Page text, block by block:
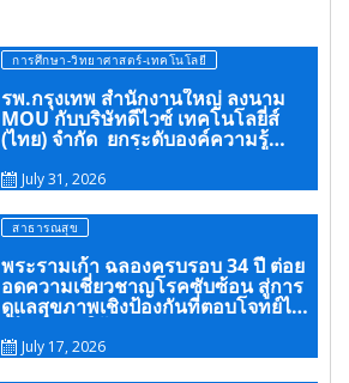
การศึกษา-วิทยาศาสตร์-เทคโนโลยี
รพ.กรุงเทพ สำนักงานใหญ่ ลงนาม
MOU กับบริษัทดีไวซ์ เทคโนโลยี่ส์
(ไทย) จำกัด ยกระดับองค์ความรู้
รักษาJuly 31, 2026
สาธารณสุข
พระรามเก้า ฉลองครบรอบ 34 ปี ต่อย
อดความเชี่ยวชาญโรคซับซ้อน สู่การ
ดูแลสุขภาพเชิงป้องกันที่ตอบโจทย์ไลฟ์
HEALTHCARE”
July 17, 2026